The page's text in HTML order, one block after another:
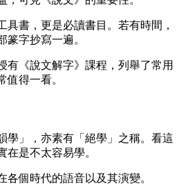
具書，更是必讀書目。若有時間，
篆字抄寫一遍。
有《說文解字》課程，列舉了常用
值得一看。
學」，亦素有「絕學」之稱。看這
在是不太容易學。
個時代的語音以及其演變。